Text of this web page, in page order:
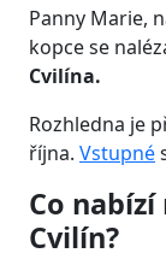
Panny Marie,
kopce se
Cvilína.
Rozhledna je
října. Vstupné
Co
Cvilín?